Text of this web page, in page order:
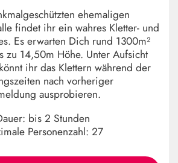
ehemaligen
findet ihr ein wahres Kletter- und
Es erwarten Dich rund 1300m²
zu 14,50m Höhe. Unter Aufsicht
ihr das Klettern während der
nach vorheriger
ausprobieren.
bis 2 Stunden
Personenzahl: 27